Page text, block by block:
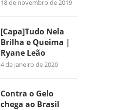
18 de novembro de 2019
[Capa]Tudo Nela
Brilha e Queima |
Ryane Leão
4 de janeiro de 2020
Contra o Gelo
chega ao Brasil